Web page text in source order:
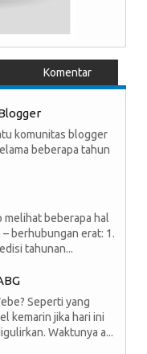
Komentar
komunitas blogger
beberapa tahun
melihat beberapa hal
berhubungan erat: 1.
tahunan...
Seperti yang
kemarin jika hari ini
Waktunya a...